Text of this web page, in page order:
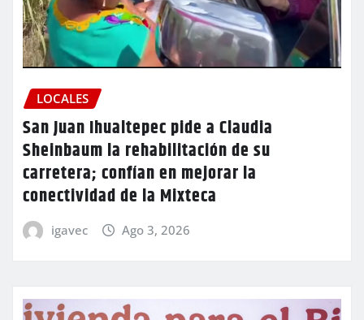
LOCALES
San Juan Ihualtepec pide a Claudia
Sheinbaum la rehabilitación de su
carretera; confían en mejorar la
conectividad de la Mixteca
igavec Ago 3, 2026